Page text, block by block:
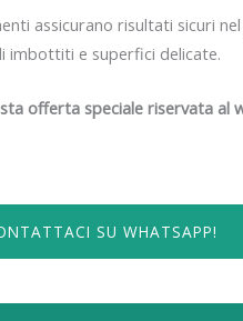
assicurano risultati sicuri
imbottiti e superfici delicate.
offerta speciale riservata al
SU WHATSAPP!